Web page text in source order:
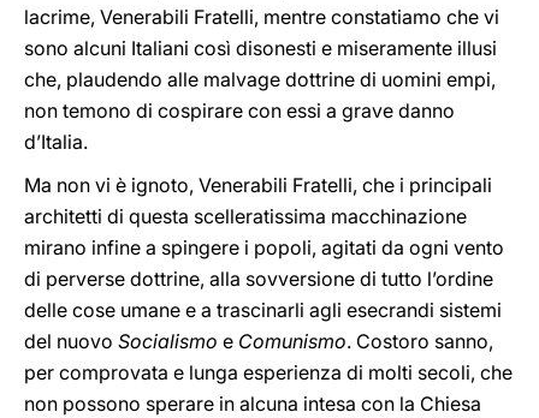
lacrime, Venerabili Fratelli, mentre constatiamo che vi
sono alcuni Italiani così disonesti e miseramente illusi
che, plaudendo alle malvage dottrine di uomini empi,
non temono di cospirare con essi a grave danno
d’Italia.
Ma non vi è ignoto, Venerabili Fratelli, che i principali
architetti di questa scelleratissima macchinazione
mirano infine a spingere i popoli, agitati da ogni vento
di perverse dottrine, alla sovversione di tutto l’ordine
delle cose umane e a trascinarli agli esecrandi sistemi
del nuovo Socialismo e Comunismo. Costoro sanno,
per comprovata e lunga esperienza di molti secoli, che
non possono sperare in alcuna intesa con la Chiesa